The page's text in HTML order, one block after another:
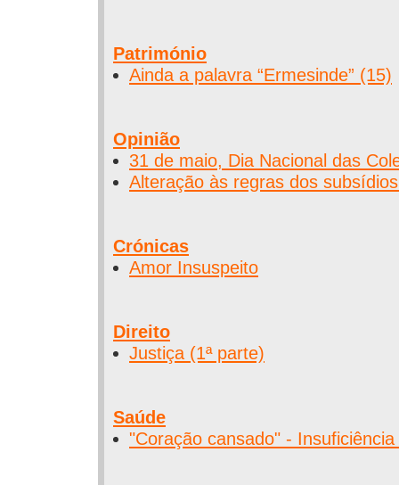
Património
Ainda a palavra “Ermesinde” (15)
Opinião
31 de maio, Dia Nacional das
Alteração às regras dos
Crónicas
Amor Insuspeito
Direito
Justiça (1ª parte)
Saúde
"Coração cansado" -